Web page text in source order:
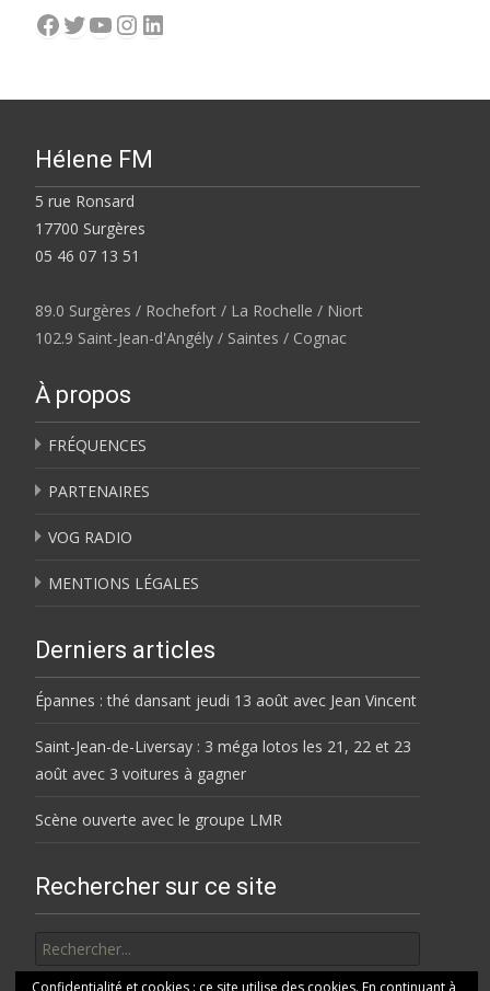
Facebook
Twitter
YouTube
Instagram
LinkedIn
Hélene FM
5 rue Ronsard
17700 Surgères
05 46 07 13 51
89.0 Surgères / Rochefort / La Rochelle / Niort
102.9 Saint-Jean-d'Angély / Saintes / Cognac
À propos
FRÉQUENCES
PARTENAIRES
VOG RADIO
MENTIONS LÉGALES
Derniers articles
Épannes : thé dansant jeudi 13 août avec Jean Vincent
Saint-Jean-de-Liversay : 3 méga lotos les 21, 22 et 23
août avec 3 voitures à gagner
Scène ouverte avec le groupe LMR
Rechercher sur ce site
Confidentialité et cookies : ce site utilise des cookies. En continuant à